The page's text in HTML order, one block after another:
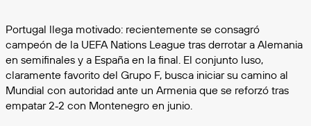
Portugal llega motivado: recientemente se consagró
campeón de la UEFA Nations League tras derrotar a Alemania
en semifinales y a España en la final. El conjunto luso,
claramente favorito del Grupo F, busca iniciar su camino al
Mundial con autoridad ante un Armenia que se reforzó tras
empatar 2‑2 con Montenegro en junio.